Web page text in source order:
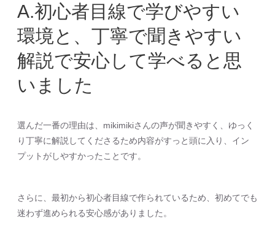
A.初心者目線で学びやすい
環境と、丁寧で聞きやすい
解説で安心して学べると思
いました
選んだ一番の理由は、mikimikiさんの声が聞きやすく、ゆっく
り丁寧に解説してくださるため内容がすっと頭に入り、イン
プットがしやすかったことです。
さらに、最初から初心者目線で作られているため、初めてでも
迷わず進められる安心感がありました。